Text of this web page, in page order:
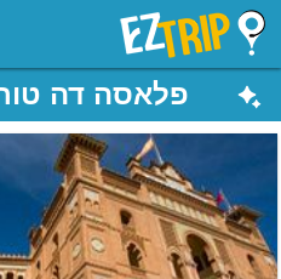
EZTrip
פלאסה דה